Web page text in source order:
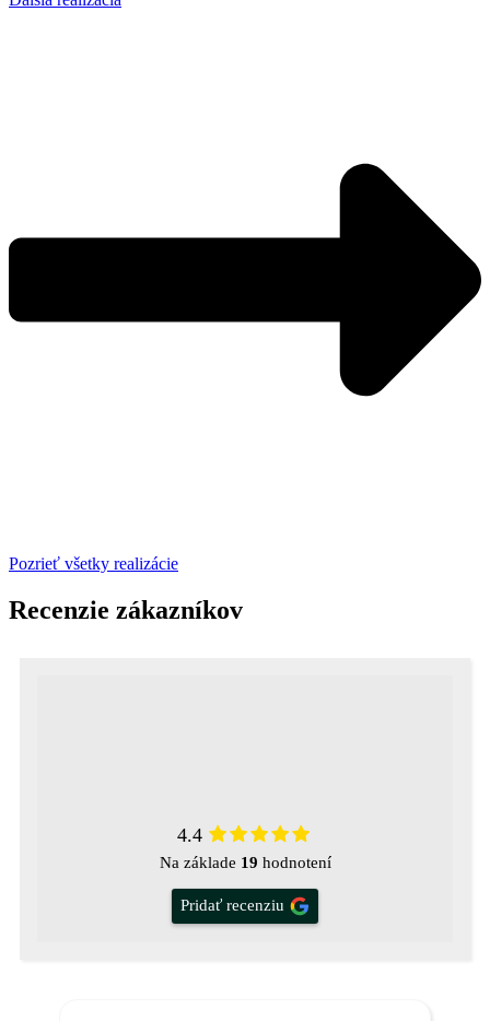
Pozrieť všetky realizácie
Recenzie zákazníkov
4.4
Na základe 19 hodnotení
Pridať recenziu